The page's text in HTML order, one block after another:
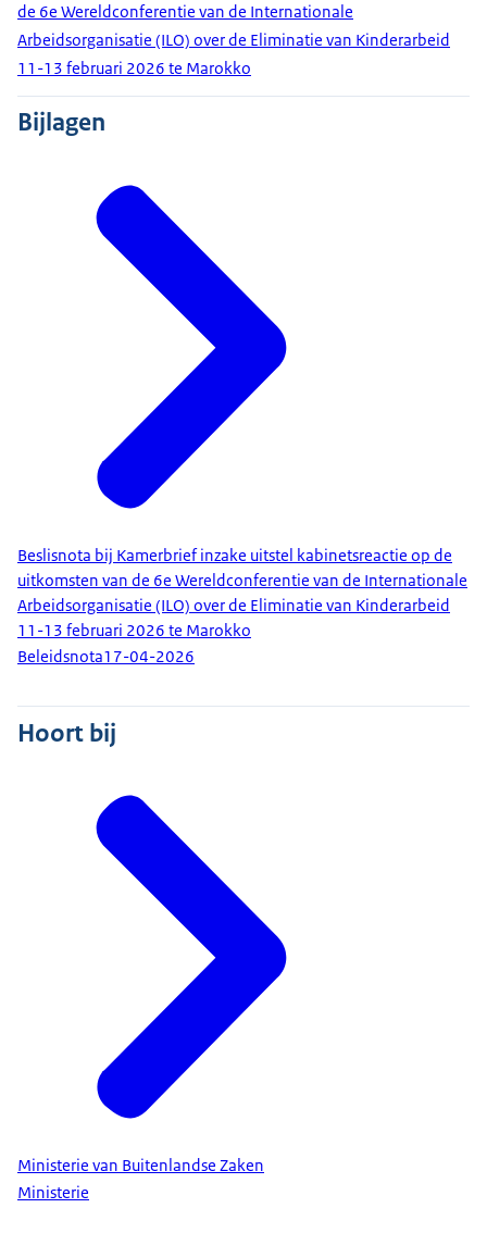
de 6e Wereldconferentie van de Internationale
Arbeidsorganisatie (ILO) over de Eliminatie van Kinderarbeid
11-13 februari 2026 te Marokko
Bijlagen
Beslisnota bij Kamerbrief inzake uitstel kabinetsreactie op de
uitkomsten van de 6e Wereldconferentie van de Internationale
Arbeidsorganisatie (ILO) over de Eliminatie van Kinderarbeid
11-13 februari 2026 te Marokko
Beleidsnota17-04-2026
Hoort bij
Ministerie van Buitenlandse Zaken
Ministerie